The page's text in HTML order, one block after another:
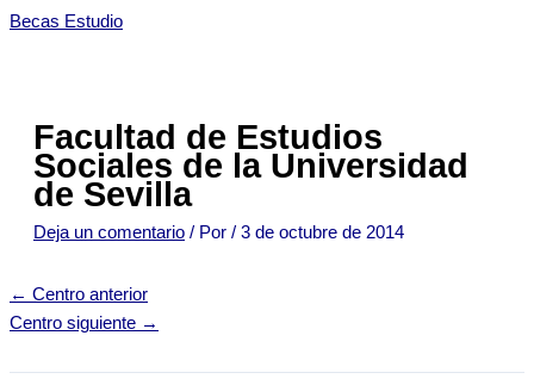
Becas Estudio
Facultad de Estudios
Sociales de la Universidad
de Sevilla
Deja un comentario / Por / 3 de octubre de 2014
← Centro anterior
Centro siguiente →